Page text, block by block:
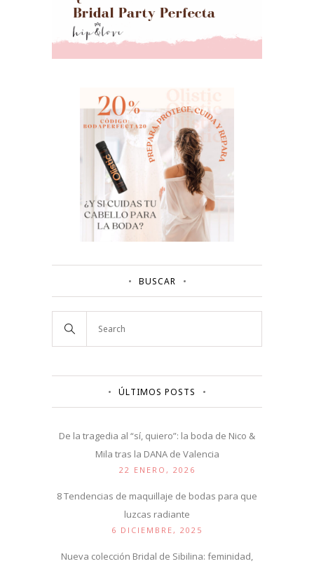
BUSCAR
ÚLTIMOS POSTS
De la tragedia al “sí, quiero”: la boda de Nico &
Mila tras la DANA de Valencia
22 ENERO, 2026
8 Tendencias de maquillaje de bodas para que
luzcas radiante
6 DICIEMBRE, 2025
Nueva colección Bridal de Sibilina: feminidad,